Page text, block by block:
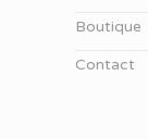
Boutique
Contact